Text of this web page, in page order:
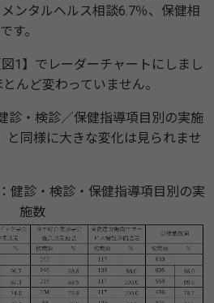
ンタルヘルス相談6.7％、保健相
す。
1】でレーダーチャートにしまし
んど変わっていません。
診・検診／保健指導項目別の実施
と同様に大きな変化は見られませ
健診・検診・保健指導項目別の実
施数